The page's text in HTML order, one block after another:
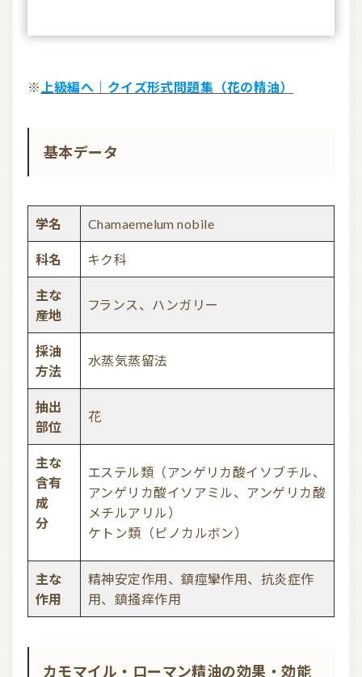
※ 上級編へ｜クイズ形式問題集（花の精油）
基本データ
学名 Chamaemelum nobile
科名 キク科
主な
産地
フランス、ハンガリー
採油
方法
水蒸気蒸留法
抽出
部位
花
主な
含有
成
分
エステル類（アンゲリカ酸イソブチル、
アンゲリカ酸イソアミル、アンゲリカ酸
メチルアリル）
ケトン類（ピノカルボン）
主な
作用
精神安定作用、鎮痙攣作用、抗炎症作
用、鎮掻痒作用
カモマイル・ローマン精油の効果・効能